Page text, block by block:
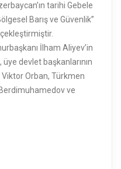
tarihi Gebele
Barış ve Güvenlik”
İlham Aliyev’in
devlet başkanlarının
Viktor Orban, Türkmen
ve